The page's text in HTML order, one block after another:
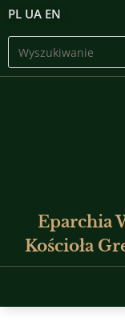
PL UA EN
Eparchia
Kościoła